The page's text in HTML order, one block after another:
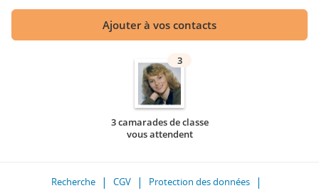
Ajouter à vos contacts
3
3 camarades de classe
vous attendent
Recherche CGV
Protection des données